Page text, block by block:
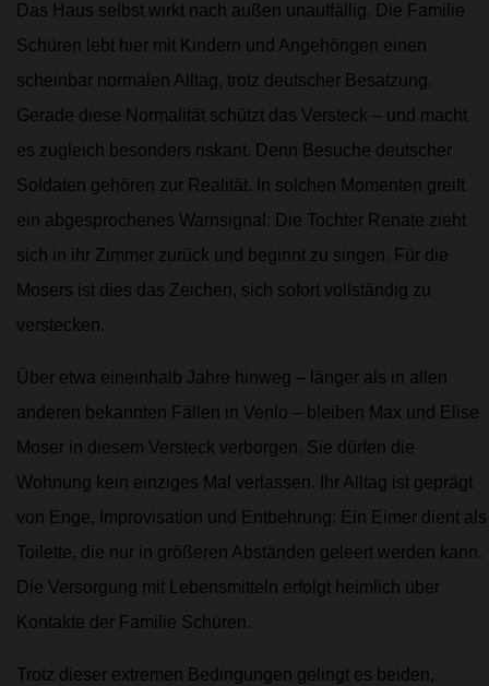
Das Haus selbst wirkt nach außen unauffällig. Die Familie
Schüren lebt hier mit Kindern und Angehörigen einen
scheinbar normalen Alltag, trotz deutscher Besatzung.
Gerade diese Normalität schützt das Versteck – und macht
es zugleich besonders riskant. Denn Besuche deutscher
Soldaten gehören zur Realität. In solchen Momenten greift
ein abgesprochenes Warnsignal: Die Tochter Renate zieht
sich in ihr Zimmer zurück und beginnt zu singen. Für die
Mosers ist dies das Zeichen, sich sofort vollständig zu
verstecken.
Über etwa eineinhalb Jahre hinweg – länger als in allen
anderen bekannten Fällen in Venlo – bleiben Max und Elise
Moser in diesem Versteck verborgen. Sie dürfen die
Wohnung kein einziges Mal verlassen. Ihr Alltag ist geprägt
von Enge, Improvisation und Entbehrung: Ein Eimer dient als
Toilette, die nur in größeren Abständen geleert werden kann.
Die Versorgung mit Lebensmitteln erfolgt heimlich über
Kontakte der Familie Schüren.
Trotz dieser extremen Bedingungen gelingt es beiden,